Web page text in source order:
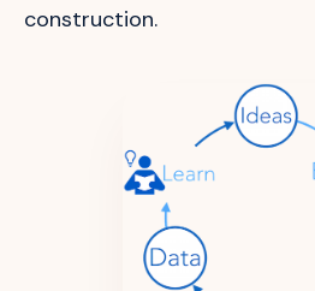
construction.